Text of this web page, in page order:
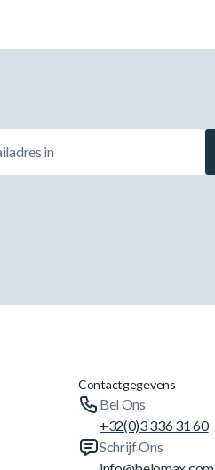
Contactgegevens
Bel Ons
+32(0)3 336 31 60
Schrijf Ons